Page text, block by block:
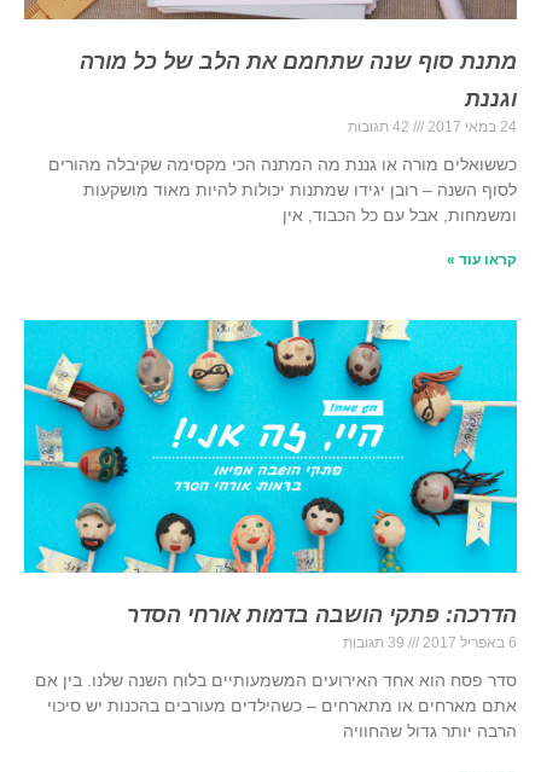
מתנת סוף שנה שתחמם את הלב של כל מורה
וגננת
24 במאי 2017
כששואלים מורה או גננת מה המתנה הכי מקסימה שקיבלה מהורים
לסוף השנה – רובן יגידו שמתנות יכולות להיות מאוד מושקעות
ומשמחות, אבל עם כל הכבוד, אין
קראו עוד »
הדרכה: פתקי הושבה בדמות אורחי הסדר
6 באפריל 2017
סדר פסח הוא אחד האירועים המשמעותיים בלוח השנה שלנו. בין אם
אתם מארחים או מתארחים – כשהילדים מעורבים בהכנות יש סיכוי
הרבה יותר גדול שהחוויה